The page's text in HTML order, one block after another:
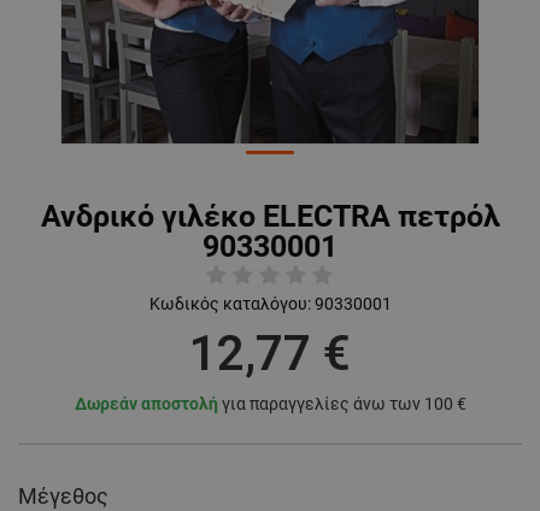
Ανδρικό γιλέκο ELECTRA πετρόλ
90330001
Κωδικός καταλόγου: 90330001
12,77 €
Δωρεάν αποστολή για παραγγελίες άνω των 100 €
Μέγεθος